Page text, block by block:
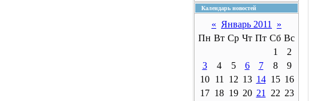
Календарь новостей
« Январь 2011
»
Пн Вт Ср Чт Пт Сб Вс
1
2
3
4 5 6 7 8
9
10
11 12 13 14 15 16
17 18 19 20 21 22 23